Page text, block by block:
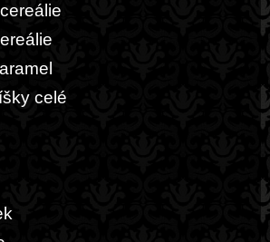
celé